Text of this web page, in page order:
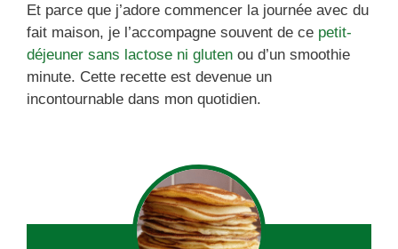
Et parce que j’adore commencer la journée avec du
fait maison, je l’accompagne souvent de ce petit-
déjeuner sans lactose ni gluten ou d’un smoothie
minute. Cette recette est devenue un
incontournable dans mon quotidien.